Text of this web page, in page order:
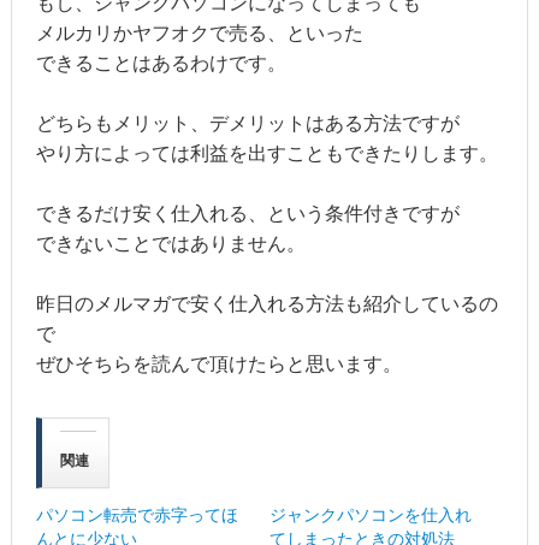
メルカリかヤフオクで売る、といった
できることはあるわけです。
どちらもメリット、デメリットはある方法ですが
やり方によっては利益を出すこともできたりします。
できるだけ安く仕入れる、という条件付きですが
できないことではありません。
昨日のメルマガで安く仕入れる方法も紹介しているの
で
ぜひそちらを読んで頂けたらと思います。
関連
パソコン転売で赤字ってほ
んとに少ない
ジャンクパソコンを仕入れ
てしまったときの対処法